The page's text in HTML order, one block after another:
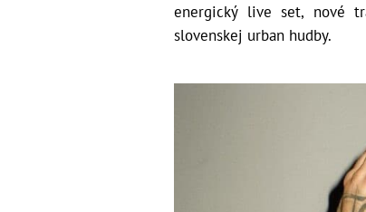
energický live set, nové
slovenskej urban hudby.